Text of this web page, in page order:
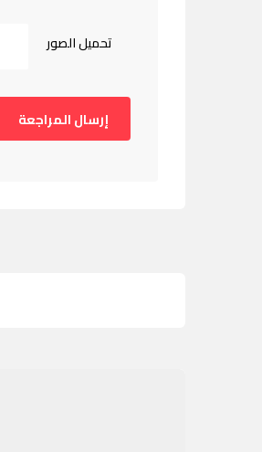
تحميل الصور